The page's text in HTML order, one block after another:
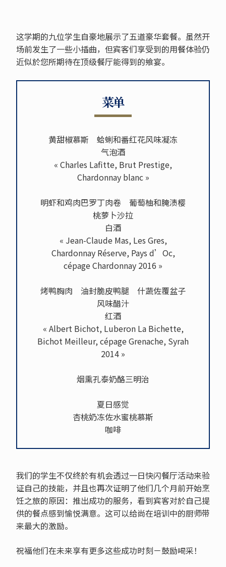
这学期的九位学生自豪地展示了五道豪华套餐。虽然开
场前发生了一些小插曲，但宾客们享受到的用餐体验仍
近似於您所期待在顶级餐厅能得到的飨宴。
菜单
黄甜椒慕斯 蛤蜊和番红花风味凝冻
气泡酒
« Charles Lafitte, Brut Prestige,
Chardonnay blanc »
明虾和鸡肉巴罗丁肉卷 葡萄柚和腌渍樱
桃萝卜沙拉
白酒
« Jean-Claude Mas, Les Gres,
Chardonnay Réserve, Pays d’Oc,
cépage Chardonnay 2016 »
烤鸭胸肉 油封脆皮鸭腿 什蔬佐覆盆子
风味醋汁
红酒
« Albert Bichot, Luberon La Bichette,
Bichot Meilleur, cépage Grenache, Syrah
2014 »
烟熏孔泰奶酪三明治
夏日感觉
杏桃奶冻佐水蜜桃慕斯
咖啡
我们的学生不仅终於有机会透过一日快闪餐厅活动来验
证自己的技能，并且也再次证明了他们几个月前开始烹
饪之旅的原因：推出成功的服务，看到宾客对於自己提
供的餐点感到愉悦满意。这可以给尚在培训中的厨师带
来最大的激励。
祝福他们在未来享有更多这些成功时刻－鼓励喝采！